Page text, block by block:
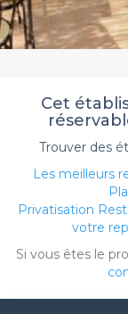
Cet
Trouver des
Les meilleurs
Privatisation
votre
Si vous êtes le